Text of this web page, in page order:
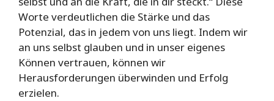
Worte verdeutlichen die Stärke und das
Potenzial, das in jedem von uns liegt. Indem wir
an uns selbst glauben und in unser eigenes
Können vertrauen, können wir
Herausforderungen überwinden und Erfolg
erzielen.